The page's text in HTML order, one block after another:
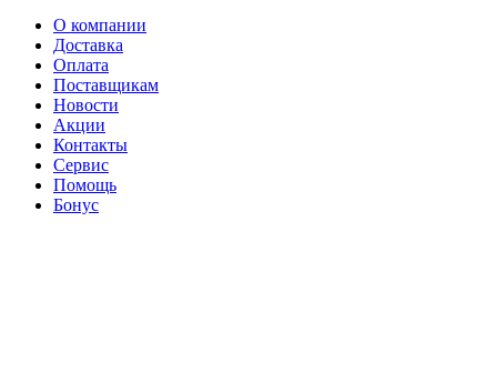
О компании
Доставка
Оплата
Поставщикам
Новости
Акции
Контакты
Сервис
Помощь
Бонус